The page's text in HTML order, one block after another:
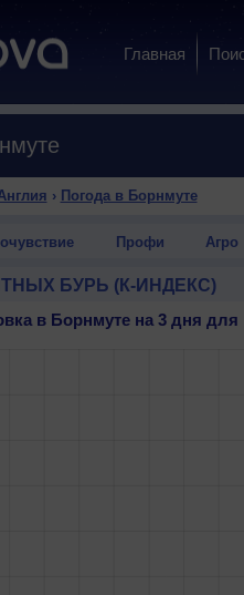
Главная
› Погода в Борнмуте
Профи Агро
БУРЬ (К-ИНДЕКС)
в Борнмуте на 3 дня